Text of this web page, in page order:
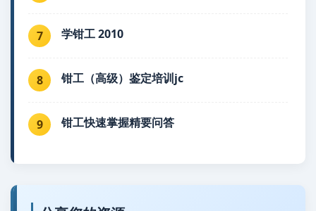
7 学钳工 2010
8 钳工（高级）鉴定培训jc
9 钳工快速掌握精要问答